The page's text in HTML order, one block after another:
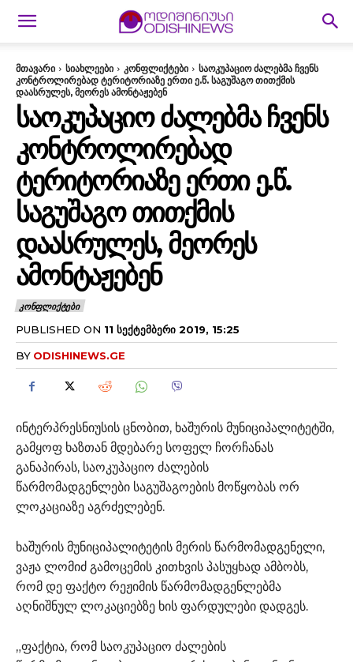
მთავარი სიახლეები კონფლიქტები
საოკუპაციო ძალებმა ჩვენს
კონტროლირებად ტერიტორიაზე ერთი ე.წ. საგუშაგო თითქმის
დაასრულეს, მეორეს ამონტაჟებენ
ᲡᲐᲝᲙᲣᲞᲐᲪᲘᲝ ᲫᲐᲚᲔᲑᲛᲐ ᲩᲕᲔᲜᲡ
ᲙᲝᲜᲢᲠᲝᲚᲘᲠᲔᲑᲐᲓ
ᲢᲔᲠᲘᲢᲝᲠᲘᲐᲖᲔ ᲔᲠᲗᲘ Ე.Წ.
ᲡᲐᲒᲣᲨᲐᲒᲝ ᲗᲘᲗᲥᲛᲘᲡ
ᲓᲐᲐᲡᲠᲣᲚᲔᲡ, ᲛᲔᲝᲠᲔᲡ
ᲐᲛᲝᲜᲢᲐᲟᲔᲑᲔᲜ
ᲙᲝᲜᲤᲚᲘᲥᲢᲔᲑᲘ
PUBLISHED ON 11 ᲡᲔᲥᲢᲔᲛᲑᲔᲠᲘ 2019, 15:25
BY ODISHINEWS.GE
ინტერპრესნიუსის ცნობით, ხაშურის მუნიციპალიტეტში,
გამყოფ ხაზთან მდებარე სოფელ ჩორჩანას
განაპირას, საოკუპაციო ძალების
წარმომადგენლები საგუშაგოების მოწყობას ორ
ლოკაციაზე აგრძელებენ.
ხაშურის მუნიციპალიტეტის მერის წარმომადგენელი,
ვაჟა ლომიძ გამოცემის კითხვის პასუყხად ამბობს,
რომ დე ფაქტო რეჟიმის წარმომადგენლებმა
აღნიშნულ ლოკაციებზე ხის ფარდულები დადგეს.
„ფაქტია, რომ საოკუპაციო ძალების